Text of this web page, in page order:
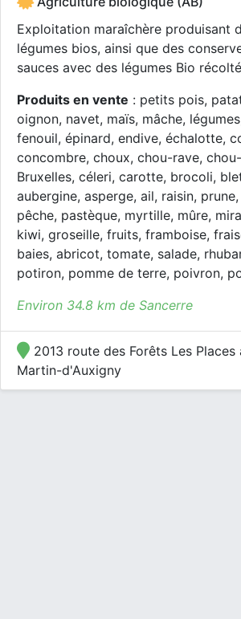
Exploitation maraîchère produisant
légumes bios, ainsi que des
sauces avec des légumes Bio
Produits en vente : petits pois,
oignon, navet, maïs, mâche,
fenouil, épinard, endive, échalotte,
concombre, choux, chou-rave,
Bruxelles, céleri, carotte, brocoli,
aubergine, asperge, ail, raisin,
pêche, pastèque, myrtille, mûre,
kiwi, groseille, fruits, framboise,
baies, abricot, tomate, salade,
potiron, pomme de terre, poivron,
Environ 34.8 km de Sancerre
2013 route des Forêts Les Places
Martin-d'Auxigny